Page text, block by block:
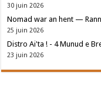
30 juin 2026
Nomad war an hent —
25 juin 2026
Distro Ai'ta ! - 4 Munud e
23 juin 2026